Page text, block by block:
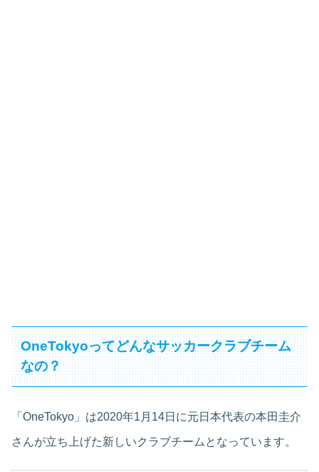
OneTokyoってどんなサッカークラブチーム
なの？
「OneTokyo」は2020年1月14日に元日本代表の本田圭介
さんが立ち上げた新しいクラブチームとなっています。